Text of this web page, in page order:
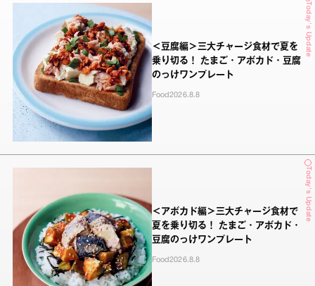
Today's Update
＜豆腐編＞三大チャージ食材で夏を
乗り切る！ たまご・アボカド・豆腐
のっけワンプレート
Food2026.8.8
Today's Update
＜アボカド編＞三大チャージ食材で
夏を乗り切る！ たまご・アボカド・
豆腐のっけワンプレート
Food2026.8.8